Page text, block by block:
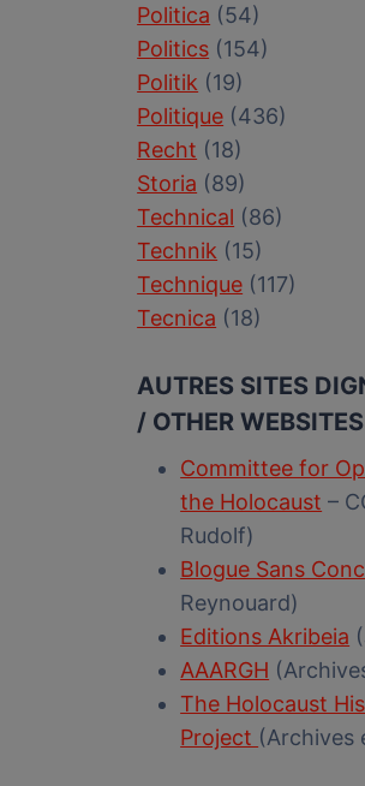
Politica (54)
Politics (154)
Politik (19)
Politique (436)
Recht (18)
Storia (89)
Technical (86)
Technik (15)
Technique (117)
Tecnica (18)
AUTRES SITES
/ OTHER
Committee for
the Holocaust –
Rudolf)
Blogue Sans
Reynouard)
Editions Akribeia
AAARGH
The Holocaust
Project (Archives